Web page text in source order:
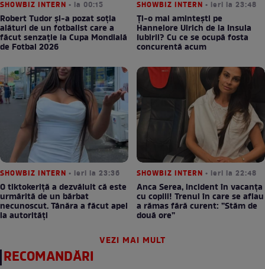
SHOWBIZ INTERN • la 00:15
Robert Tudor și-a pozat soția
alături de un fotbalist care a
făcut senzație la Cupa Mondială
de Fotbal 2026
SHOWBIZ INTERN • ieri la 23:48
Ți-o mai amintești pe
Hannelore Ulrich de la Insula
Iubirii? Cu ce se ocupă fosta
concurentă acum
SHOWBIZ INTERN • ieri la 23:36
O tiktokeriță a dezvăluit că este
urmărită de un bărbat
necunoscut. Tânăra a făcut apel
la autorități
SHOWBIZ INTERN • ieri la 22:48
Anca Serea, incident în vacanța
cu copiii! Trenul în care se aflau
a rămas fără curent: ”Stăm de
două ore”
VEZI MAI MULT
RECOMANDĂRI